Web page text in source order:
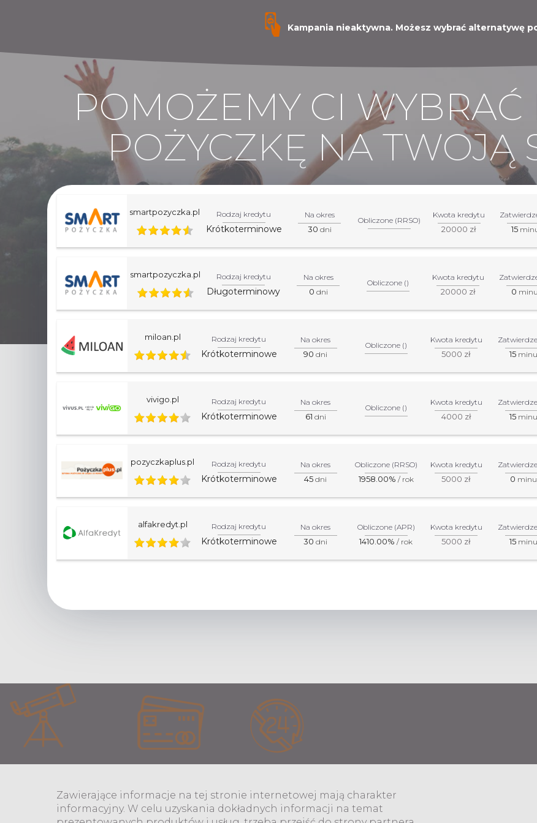
Kampania nieaktywna. Możesz wybrać alternatywę
POMOŻEMY CI
POŻYCZKĘ NA TWOJĄ
smartpozyczka.pl Rodzaj kredytu
Krótkoterminowe
Na okres
30 dni
Obliczone (RRSO)
Kwota kredytu
20000 zł 15
smartpozyczka.pl Rodzaj kredytu
Długoterminowy
Na okres
0 dni
Obliczone ()
Kwota kredytu
20000 zł 0
miloan.pl Rodzaj kredytu
Krótkoterminowe
Na okres
90 dni
Obliczone ()
Kwota kredytu
5000 zł 15
vivigo.pl Rodzaj kredytu
Krótkoterminowe
Na okres
61 dni
Obliczone ()
Kwota kredytu
4000 zł 15
pozyczkaplus.pl Rodzaj kredytu
Krótkoterminowe
Na okres
45 dni
Obliczone (RRSO)
1958.00% / rok
Kwota kredytu
5000 zł 0
alfakredyt.pl Rodzaj kredytu
Krótkoterminowe
Na okres
30 dni
Obliczone (APR)
1410.00% / rok
Kwota kredytu
5000 zł 15
Zawierające informacje na tej stronie internetowej mają charakter
informacyjny. W celu uzyskania dokładnych informacji na temat